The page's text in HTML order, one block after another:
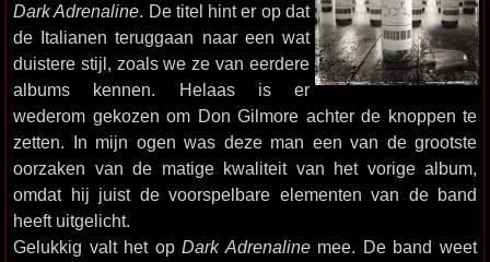
Dark Adrenaline. De titel hint er op dat
de Italianen teruggaan naar een wat
duistere stijl, zoals we ze van eerdere
albums kennen. Helaas is er
wederom gekozen om Don Gilmore achter de knoppen te
zetten. In mijn ogen was deze man een van de grootste
oorzaken van de matige kwaliteit van het vorige album,
omdat hij juist de voorspelbare elementen van de band
heeft uitgelicht.
Gelukkig valt het opDark Adrenalinemee. De band weet